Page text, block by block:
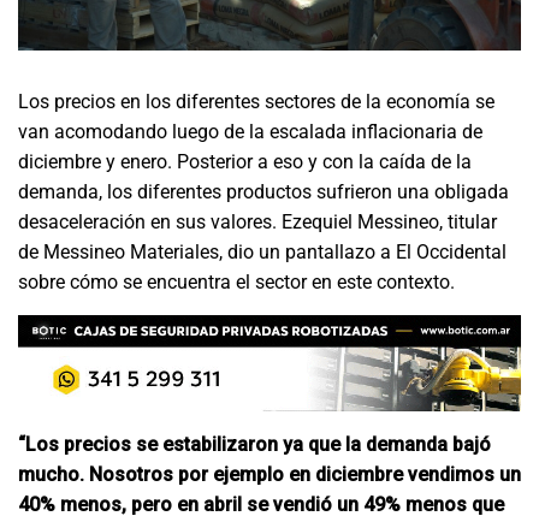
Los precios en los diferentes sectores de la economía se
van acomodando luego de la escalada inflacionaria de
diciembre y enero. Posterior a eso y con la caída de la
demanda, los diferentes productos sufrieron una obligada
desaceleración en sus valores. Ezequiel Messineo, titular
de Messineo Materiales, dio un pantallazo a El Occidental
sobre cómo se encuentra el sector en este contexto.
“Los precios se estabilizaron ya que la demanda bajó
mucho. Nosotros por ejemplo en diciembre vendimos un
40% menos, pero en abril se vendió un 49% menos que